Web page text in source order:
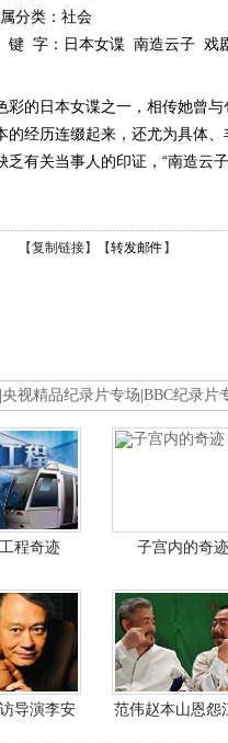
分类：社会
键 字： 日本女谍 南造云子 戏
的日本女谍之一，相传她曾
的经历连缀起来，还尤为具体
有关当事人的印证，“南造云
【复制链接】【转发邮件 】
央视精品纪录片专场 BBC纪录片
程奇迹 子宫内的奇迹
导演李安 范伟赵本山恩怨